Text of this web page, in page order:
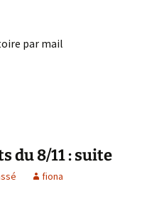
par mail
du 8/11 : suite
fiona